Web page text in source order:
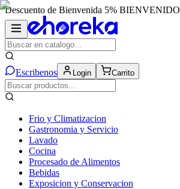
Descuento de Bienvenida 5% BIENVENIDO
Escribenos Login Carrito
Frio y Climatizacion
Gastronomia y Servicio
Lavado
Cocina
Procesado de Alimentos
Bebidas
Exposicion y Conservacion